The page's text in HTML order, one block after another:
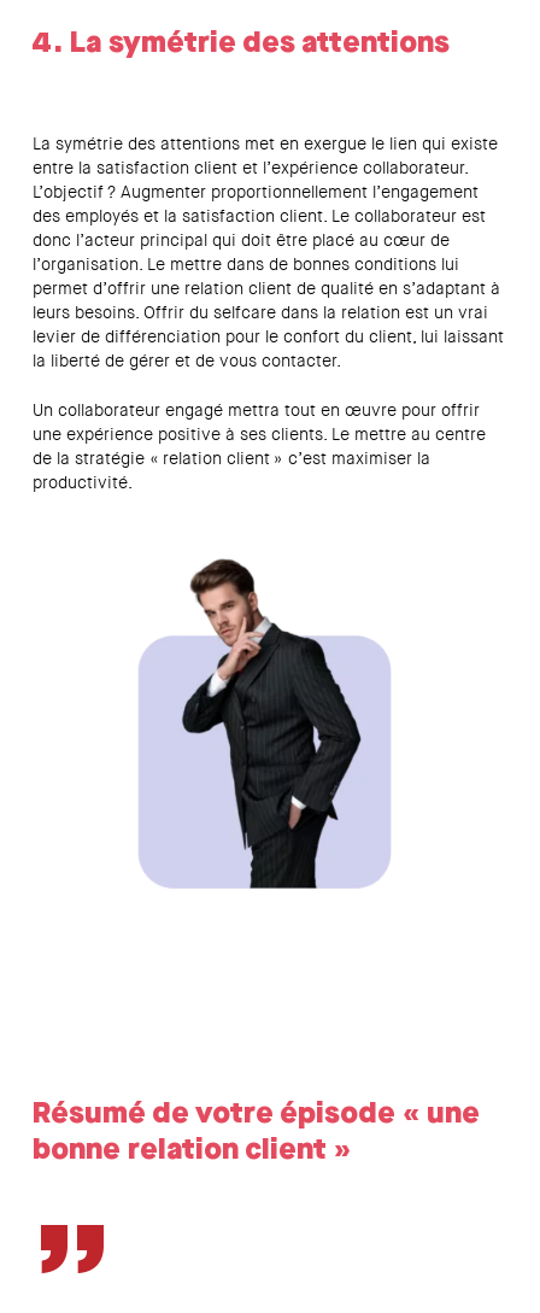
4. La symétrie des attentions
La symétrie des attentions met en exergue le lien qui existe
entre la satisfaction client et l’expérience collaborateur.
L’objectif ? Augmenter proportionnellement l’engagement
des employés et la satisfaction client. Le collaborateur est
donc l’acteur principal qui doit être placé au cœur de
l’organisation. Le mettre dans de bonnes conditions lui
permet d’offrir une relation client de qualité en s’adaptant à
leurs besoins.Offrir du selfcare dans la relation est un vrai
levier de différenciation pour le confort du client, lui laissant
la liberté de gérer et de vous contacter.
Un collaborateur engagé mettra tout en œuvre pour offrir
une expérience positive à ses clients. Le mettre au centre
de la stratégie « relation client » c’est maximiser la
productivité.
Résumé de votre épisode « une
bonne relation client »
”